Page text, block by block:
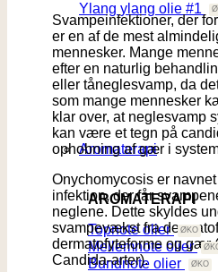
Ylang ylang olie #1
Aromaterapi
AROMATERAPI
Topnote olier
Mellemnote olier
Bundnote olier
Svampeinfektioner, der
er en af de mest
mennesker. Mange
efter en naturlig
eller tåneglesvamp, da
som mange mennesker
klar over, at neglesvamp
kan være et tegn på
ophobning af gær i
Onychomycosis er
infektion, der får
neglene. Dette skyldes
svampevækst fra
dermatofyteforme og gær
Candida-arter).